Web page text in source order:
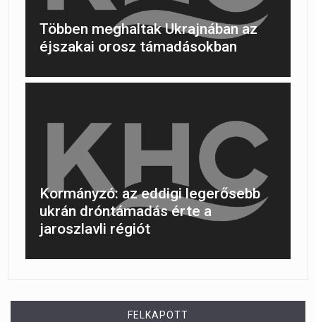
Többen meghaltak Ukrajnában az
éjszakai orosz támadásokban
Kormányzó: az eddigi legerősebb
ukrán dróntámadás érte a
jaroszlavli régiót
FELKAPOTT